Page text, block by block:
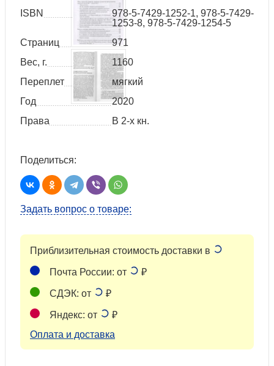
ISBN
978-5-7429-1252-1, 978-5-7429-
1253-8, 978-5-7429-1254-5
Страниц
971
Вес, г.
1160
Переплет
мягкий
Год
2020
Права
В 2-х кн.
Поделиться:
Задать вопрос о товаре:
Приблизительная стоимость доставки в
Почта России: от ₽
СДЭК: от ₽
Яндекс: от
₽
Оплата и доставка